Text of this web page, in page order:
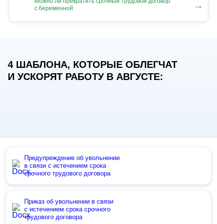
с беременной
→
4 ШАБЛОНА, КОТОРЫЕ ОБЛЕГЧАТ
И УСКОРЯТ РАБОТУ В АВГУСТЕ:
Предупреждение об увольнении
в связи с истечением срока
срочного трудового договора
Приказ об увольнении в связи
с истечением срока срочного
трудового договора